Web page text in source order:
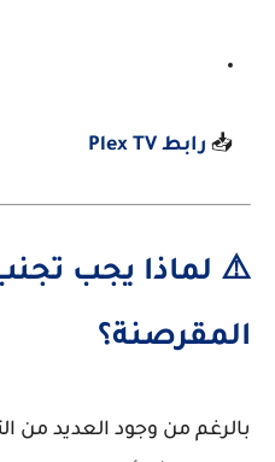
📥 رابط Plex TV
⚠️ لماذا يجب
المقرصنة؟
بالرغم من وجود العديد من